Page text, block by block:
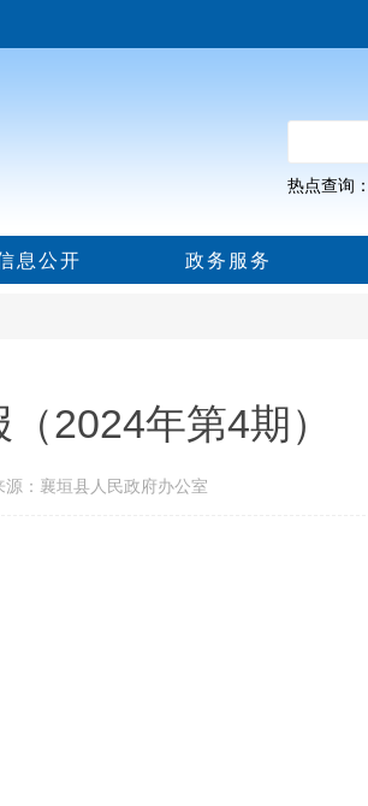
热点查询：
息公开 政务服务
2024年第4期）
：襄垣县人民政府办公室